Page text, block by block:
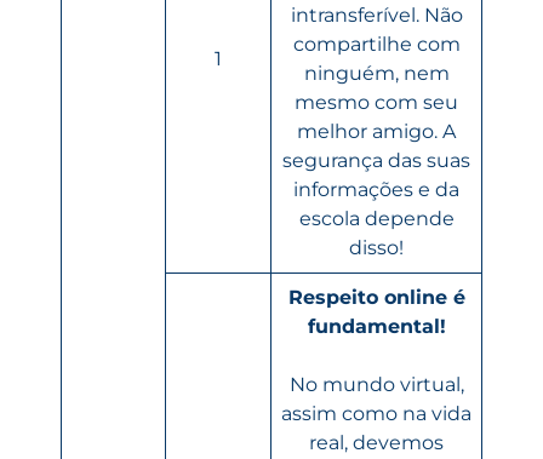
1
intransferível. Não
compartilhe com
ninguém, nem
mesmo com seu
melhor amigo. A
segurança das suas
informações e da
escola depende
disso!
Respeito online é
fundamental!
No mundo virtual,
assim como na vida
real, devemos